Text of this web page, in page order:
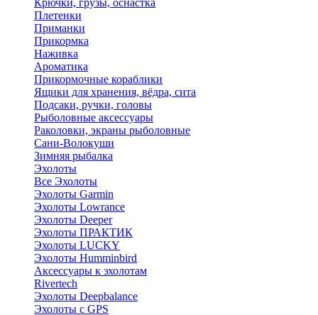
Крючки, грузы, оснастка
Плетенки
Приманки
Прикормка
Наживка
Ароматика
Прикормочные кораблики
Ящики для хранения, вёдра, сита
Подсаки, ручки, головы
Рыболовные аксессуары
Раколовки, экраны рыболовные
Сани-Волокуши
Зимняя рыбалка
Эхолоты
Все Эхолоты
Эхолоты Garmin
Эхолоты Lowrance
Эхолоты Deeper
Эхолоты ПРАКТИК
Эхолоты LUCKY
Эхолоты Humminbird
Аксессуары к эхолотам
Rivertech
Эхолоты Deepbalance
Эхолоты с GPS